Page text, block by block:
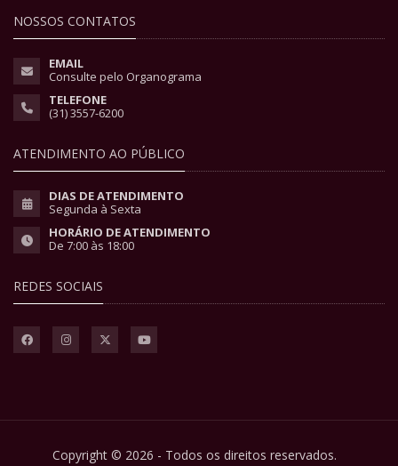
NOSSOS CONTATOS
EMAIL
Consulte pelo Organograma
TELEFONE
(31) 3557-6200
ATENDIMENTO AO PÚBLICO
DIAS DE ATENDIMENTO
Segunda à Sexta
HORÁRIO DE ATENDIMENTO
De 7:00 às 18:00
REDES SOCIAIS
Copyright © 2026 - Todos os direitos reservados.